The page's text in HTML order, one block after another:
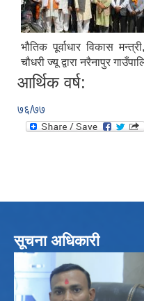
भौतिक पूर्वाधार विकास
चौधरी ज्यू द्वारा नरैनापुर
आर्थिक वर्ष:
७६/७७
सूचना अधिकारी